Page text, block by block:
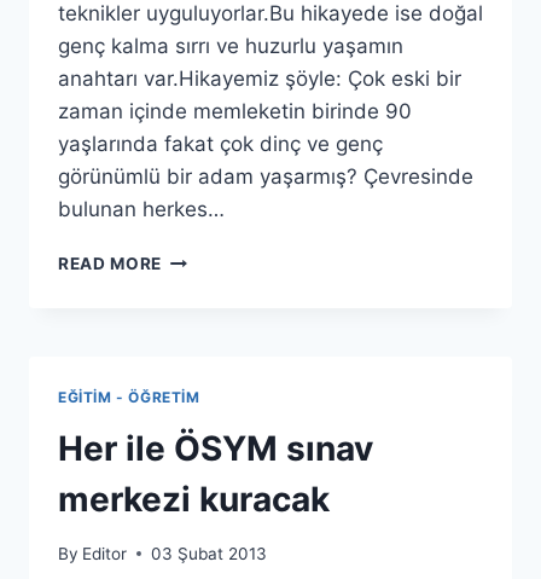
teknikler uyguluyorlar.Bu hikayede ise doğal
genç kalma sırrı ve huzurlu yaşamın
anahtarı var.Hikayemiz şöyle: Çok eski bir
zaman içinde memleketin birinde 90
yaşlarında fakat çok dinç ve genç
görünümlü bir adam yaşarmış? Çevresinde
bulunan herkes…
READ MORE GENÇ
EĞITIM - ÖĞRETIM
Her ile ÖSYM sınav
merkezi kuracak
By Editor 03 Şubat 2013